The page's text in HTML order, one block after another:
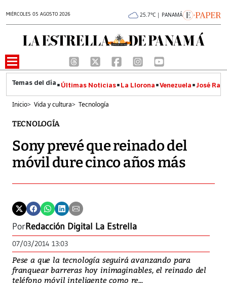
MIÉRCOLES 05 AGOSTO 2026 25.7°C | PANAMÁ
Últimas Noticias La Llorona Venezuela José
Inicio> Vida y cultura> Tecnología
TECNOLOGÍA
Sony prevé que reinado del
móvil dure cinco años más
PorRedacción Digital La Estrella
07/03/2014 13:03
Pese a que la tecnología seguirá avanzando para
franquear barreras hoy inimaginables, el reinado del
teléfono móvil inteligente como re...